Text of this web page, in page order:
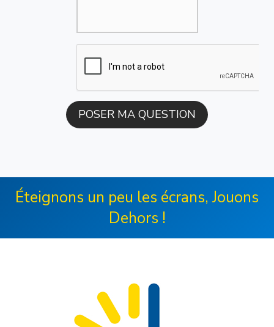
Éteignons un peu les écrans, Jouons
Dehors !